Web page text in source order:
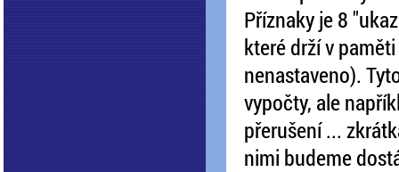
Příznaky je 8
které drží v
nenastaveno).
vypočty, ale
přerušení ...
nimi budeme